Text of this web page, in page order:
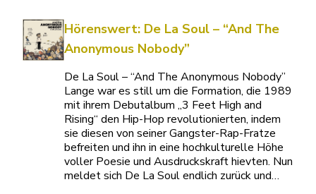
Hörenswert: De La Soul – “And The
Anonymous Nobody”
De La Soul – “And The Anonymous Nobody”
Lange war es still um die Formation, die 1989
mit ihrem Debutalbum „3 Feet High and
Rising“ den Hip-Hop revolutionierten, indem
sie diesen von seiner Gangster-Rap-Fratze
befreiten und ihn in eine hochkulturelle Höhe
voller Poesie und Ausdruckskraft hievten. Nun
meldet sich De La Soul endlich zurück und…